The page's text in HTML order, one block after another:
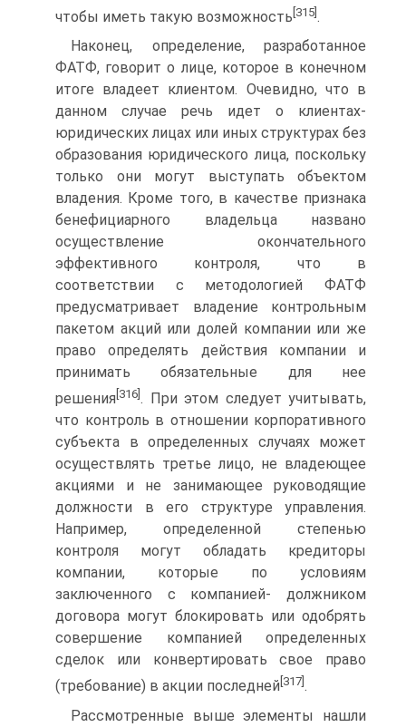
чтобы иметь такую возможность [315].
Наконец, определение, разработанное
ФАТФ, говорит о лице, которое в конечном
итоге владеет клиентом. Очевидно, что в
данном случае речь идет о клиентах-
юридических лицах или иных структурах без
образования юридического лица, поскольку
только они могут выступать объектом
владения. Кроме того, в качестве признака
бенефициарного владельца названо
осуществление окончательного
эффективного контроля, что в
соответствии с методологией ФАТФ
предусматривает владение контрольным
пакетом акций или долей компании или же
право определять действия компании и
принимать обязательные для нее
решения [316] . При этом следует учитывать,
что контроль в отношении корпоративного
субъекта в определенных случаях может
осуществлять третье лицо, не владеющее
акциями и не занимающее руководящие
должности в его структуре управления.
Например, определенной степенью
контроля могут обладать кредиторы
компании, которые по условиям
заключенного с компанией- должником
договора могут блокировать или одобрять
совершение компанией определенных
сделок или конвертировать свое право
(требование) в акции последней [317] .
Рассмотренные выше элементы нашли